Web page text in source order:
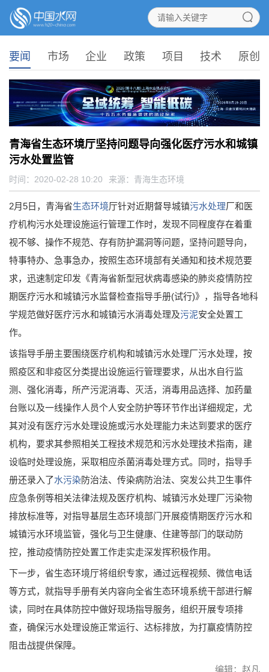
要闻 市场 企业 政策 项目 技术 原创
青海省生态环境厅坚持问题导向强化医疗污水和城镇
污水处置监管
时间：2020-02-28 10:20 来源： 青海生态环境
2月5日，青海省生态环境厅针对近期督导城镇污水处理厂和医
疗机构污水处理设施运行管理工作时，发现不同程度存在着重
视不够、操作不规范、存有防护漏洞等问题，坚持问题导向，
特事特办、急事急办，按照生态环境部有关通知和技术规范要
求，迅速制定印发《青海省新型冠状病毒感染的肺炎疫情防控
期医疗污水和城镇污水监督检查指导手册(试行)》，指导各地科
学规范做好医疗污水和城镇污水消毒处理及污泥安全处置工
作。
该指导手册主要围绕医疗机构和城镇污水处理厂污水处理，按
照疫区和非疫区分类提出设施运行管理要求，从出水自行监
测、强化消毒，所产污泥消毒、灭活，消毒用品选择、加药量
台账以及一线操作人员个人安全防护等环节作出详细规定，尤
其对没有医疗污水处理设施或污水处理能力未达到要求的医疗
机构，要求其参照相关工程技术规范和污水处理技术指南，建
设临时处理设施，采取相应杀菌消毒处理方式。同时，指导手
册还录入了水污染防治法、传染病防治法、突发公共卫生事件
应急条例等相关法律法规及医疗机构、城镇污水处理厂污染物
排放标准等，对指导基层生态环境部门开展疫情期医疗污水和
城镇污水环境监管，强化与卫生健康、住建等部门的联动防
控，推动疫情防控处置工作走实走深发挥积极作用。
下一步，省生态环境厅将组织专家，通过远程视频、微信电话
等方式，就指导手册有关内容向全省生态环境系统干部进行解
读，同时在具体防控中做好现场指导服务，组织开展专项排
查，确保污水处理设施正常运行、达标排放，为打赢疫情防控
阻击战提供保障。
编辑：赵凡